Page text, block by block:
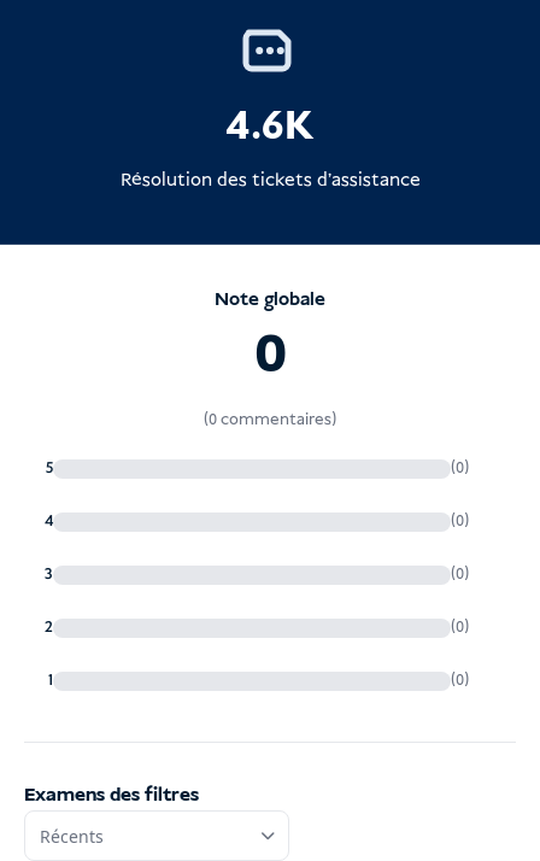
boîte de réception et
dossier spam
4.6K
Résolution des tickets d'assistance
Note globale
0
(0 commentaires)
5 (0)
4 (0)
3 (0)
2 (0)
1 (0)
Examens des filtres